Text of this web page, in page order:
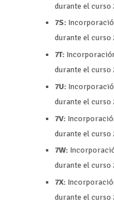
durante el curso
7S:
durante el curso
7T:
durante el curso
7U:
durante el curso
7V:
durante el curso
7W:
durante el curso
7X:
durante el curso